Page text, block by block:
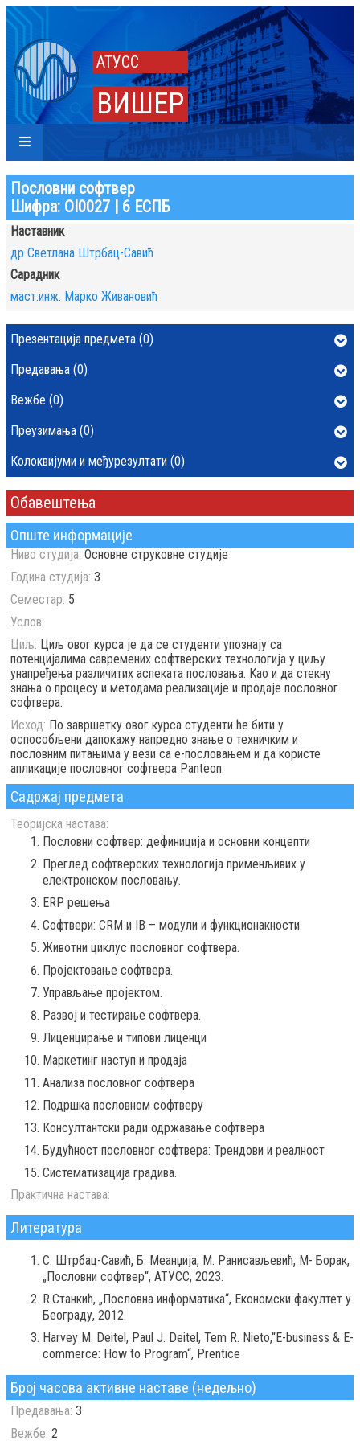
АТУСС
ВИШЕР
Пословни софтвер
Шифра: OI0027 | 6 ЕСПБ
Опште информације
Ниво студија: Основне струковне студије
Година студија: 3
Семестар: 5
Услов:
Циљ: Циљ овог курса је да се студенти упознају са
потенцијалима савремених софтверских технологија у циљу
унапређења различитих аспеката пословања. Као и да стекну
знања о процесу и методама реализације и продаје пословног
софтвера.
Исход: По завршетку овог курса студенти ће бити у
оспособљени дапокажу напредно знање о техничким и
пословним питањима у вези са е-пословањем и да користе
апликације пословног софтвера Panteon.
Садржај предмета
Теоријска настава:
Пословни софтвер: дефиниција и основни концепти
Преглед софтверских технологија применљивих у
електронском пословању.
ЕRP решења
Софтвери: CRM и IB – модули и функционакности
Животни циклус пословног софтвера.
Пројектовање софтвера.
Управљање пројектом.
Развој и тестирање софтвера.
Лиценцирање и типови лиценци
Маркетинг наступ и продаја
Анализа пословног софтвера
Подршка пословном софтверу
Консултантски ради одржавање софтвера
Будућност пословног софтвера: Трендови и реалност
Систематизација градива.
Практична настава:
Литература
С. Штрбац-Савић, Б. Меанџија, М. Ранисављевић, М- Борак,
„Пословни софтвер“, АТУСС, 2023.
R.Станкић, „Пословна информатика“, Економски факултет у
Београду, 2012.
Harvey M. Deitel, Paul J. Deitel, Tem R. Nieto,“E-business & E-
commerce: How to Program“, Prentice
Број часова активне наставе (недељно)
Предавања: 3
Вежбе: 2
Наставник
др Светлана Штрбац-Савић
Сарадник
маст.инж. Марко Живановић
Презентација предмета (0)
Предавања (0)
Вежбе (0)
Преузимања (0)
Колоквијуми и међурезултати (0)
Обавештења